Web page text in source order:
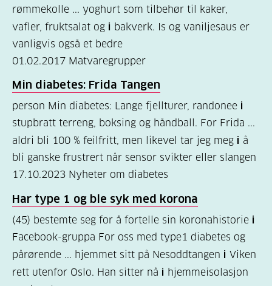
Tilbud
til
deg
(195)
For
helsepersonell
(157)
Felles
innhold
(59)
Diabetes
type
1
(43)
rømmekolle ... yoghurt som tilbehør til kaker,
vafler, fruktsalat og i bakverk. Is og vaniljesaus er
vanligvis også et bedre
01.02.2017 Matvaregrupper
Min diabetes: Frida Tangen
person Min diabetes: Lange fjellturer, randonee i
stupbratt terreng, boksing og håndball. For Frida ...
aldri bli 100 % feilfritt, men likevel tar jeg meg i å
bli ganske frustrert når sensor svikter eller slangen
17.10.2023 Nyheter om diabetes
Har type 1 og ble syk med korona
(45) bestemte seg for å fortelle sin koronahistorie i
Facebook-gruppa For oss med type1 diabetes og
pårørende ... hjemmet sitt på Nesoddtangen i Viken
rett utenfor Oslo. Han sitter nå i hjemmeisolasjon